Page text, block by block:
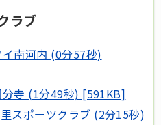
ラブ
南河内 (0分57秒)
寺 (1分49秒) [591KB]
スポーツクラブ (2分15秒)